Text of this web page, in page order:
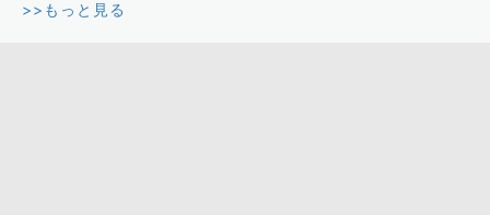
>>もっと見る